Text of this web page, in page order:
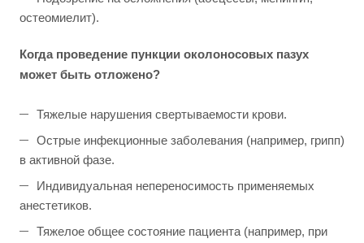
остеомиелит).
Когда проведение пункции околоносовых пазух
может быть отложено?
Тяжелые нарушения свертываемости крови.
Острые инфекционные заболевания (например, грипп)
в активной фазе.
Индивидуальная непереносимость применяемых
анестетиков.
Тяжелое общее состояние пациента (например, при